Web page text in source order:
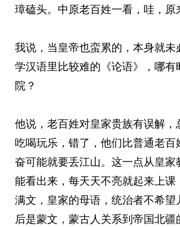
璋磕头。中原老百姓一看，哇，原
我说，当皇帝也蛮累的，本身就
学汉语里比较难的《论语》，哪
院？
他说，老百姓对皇家贵族有误解，
吃喝玩乐，错了，他们比普通老百
奋可能就要丢江山。这一点从皇
能看出来，每天天不亮就起来上课
满文，皇家的母语，统治者不希望
后是蒙文，蒙古人关系到帝国北疆